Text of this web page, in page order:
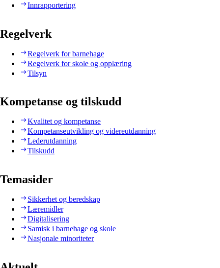
Innrapportering
Regelverk
Regelverk for barnehage
Regelverk for skole og opplæring
Tilsyn
Kompetanse og tilskudd
Kvalitet og kompetanse
Kompetanseutvikling og videreutdanning
Lederutdanning
Tilskudd
Temasider
Sikkerhet og beredskap
Læremidler
Digitalisering
Samisk i barnehage og skole
Nasjonale minoriteter